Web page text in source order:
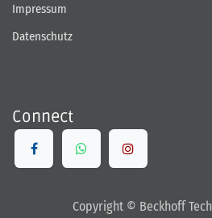
Impressum
Datenschutz
Connect
Copyright © Beckhoff